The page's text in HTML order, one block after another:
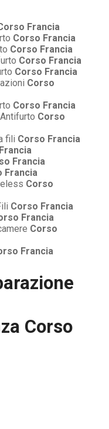
Francia
Corso Francia
Corso Francia
Corso Francia
Corso Francia
Corso
Corso Francia
Corso
fili Corso Francia
Francia
Francia
Corso
Corso Francia
Francia
Corso
Francia
Corso